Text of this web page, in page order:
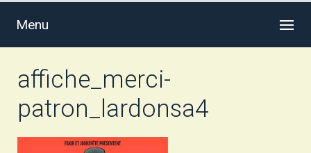
Menu
affiche_merci-
patron_lardonsa4